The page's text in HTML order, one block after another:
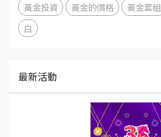
黃金投資
黃金的價格 黃金套組
白
最新活動